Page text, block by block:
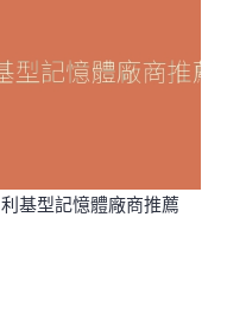
利基型記憶體廠商推薦